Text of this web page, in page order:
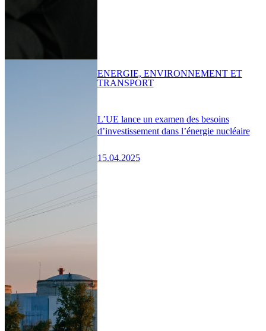
L’UE lance un examen des besoins
d’investissement dans l’énergie nucléaire
15.04.2025
ENERGIE, ENVIRONNEMENT ET
TRANSPORT